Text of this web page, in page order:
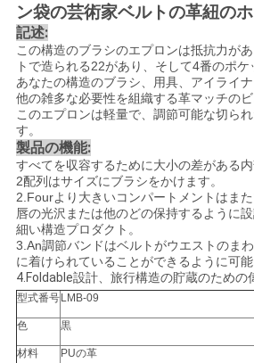
ン袋の芸術家ベルトの革紐の
記述:
この構造のブラシのエプロンは抵抗力が
トで造られる22があり、そして4番のポ
あなたの構造のブラシ、用具、アイライ
他の雑多な必要性を組織する革マッチのビ
このエプロンは軽量で、調節可能な切ら
す。
製品の機能:
すべてを収容するために大小の差がある
2配列はサイズにブラシをかけます。
2.Fourより大きいコンパートメントはまた
唇の光沢または他のどの保持するように
細い構造プロダクト 。
3.An調節バンドはベルトがウエストのま
に着けられていることができるように可
4.Foldable設計、旅行構造の貯蔵のための
型式番号 LMB-09
色 黒
材料 PUの革